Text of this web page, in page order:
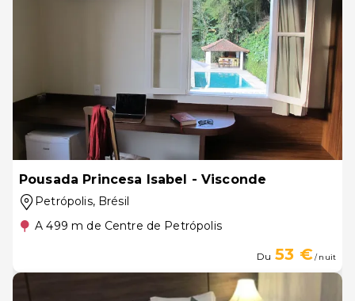
Pousada Princesa Isabel - Visconde
Petrópolis, Brésil
A 499 m de Centre de Petrópolis
Du 53 €/ nuit